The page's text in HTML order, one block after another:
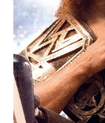
Unknown-Aug
WWE:
Rollins
SCSA867-Aug